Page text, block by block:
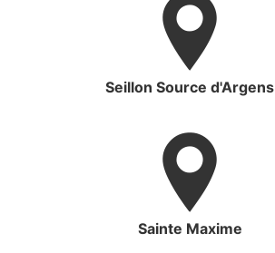
Seillon Source d'Argens
Sainte Maxime